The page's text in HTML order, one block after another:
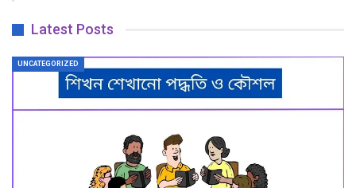
Latest Posts
UNCATEGORIZED